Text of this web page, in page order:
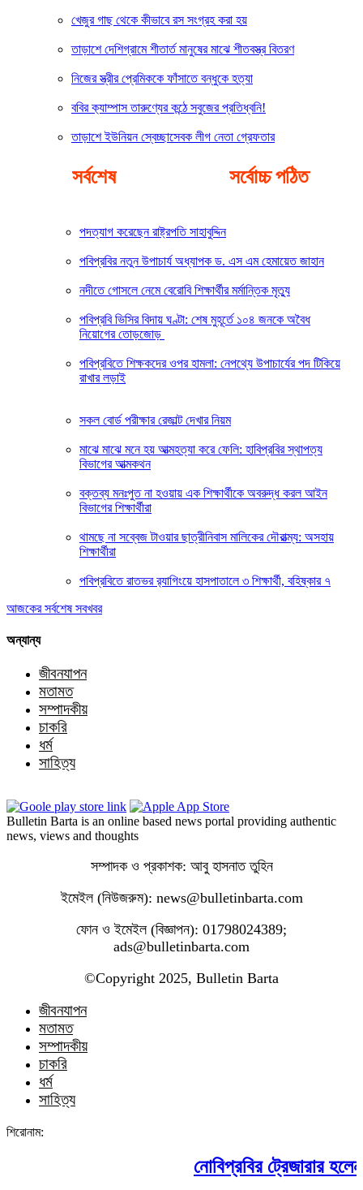
খেজুর গাছ থেকে কীভাবে রস সংগ্রহ করা হয়
তাড়াশে দেশিগ্রামে শীতার্ত মানুষের মাঝে শীতবস্ত্র বিতরণ
নিজের স্ত্রীর প্রেমিককে ফাঁসাতে বন্ধুকে হত্যা
ববির ক‍্যাম্পাস তারুণ্যের কন্ঠে সবুজের প্রতিধ্বনি!
তাড়াশে ইউনিয়ন স্বেচ্ছাসেবক লীগ নেতা গ্রেফতার
সর্বশেষ সর্বোচ্চ পঠিত
পদত্যাগ করেছেন রাষ্ট্রপতি সাহাবুদ্দিন
পবিপ্রবির নতুন উপাচার্য অধ্যাপক ড. এস এম হেমায়েত জাহান
নদীতে গোসলে নেমে বেরোবি শিক্ষার্থীর মর্মান্তিক মৃত্যু
পবিপ্রবি ভিসির বিদায় ঘণ্টা: শেষ মুহূর্তে ১০৪ জনকে অবৈধ
নিয়োগের তোড়জোড়
পবিপ্রবিতে শিক্ষকদের ওপর হামলা: নেপথ্যে উপাচার্যের পদ টিকিয়ে
রাখার লড়াই
সকল বোর্ড পরীক্ষার রেজাল্ট দেখার নিয়ম
মাঝে মাঝে মনে হয় আত্মহত্যা করে ফেলি: হাবিপ্রবির স্থাপত্য
বিভাগের আত্মকথন
বক্তব্য মনঃপুত না হওয়ায় এক শিক্ষার্থীকে অবরুদ্ধ করল আইন
বিভাগের শিক্ষার্থীরা
থামছে না সব্বেজ টাওয়ার ছাত্রীনিবাস মালিকের দৌরাত্ম্য: অসহায়
শিক্ষার্থীরা
পবিপ্রবিতে রাতভর র‍্যাগিংয়ে হাসপাতালে ৩ শিক্ষার্থী, বহিষ্কার ৭
আজকের সর্বশেষ সবখবর
অন্যান্য
জীবনযাপন
মতামত
সম্পাদকীয়
চাকরি
ধর্ম
সাহিত্য
Bulletin Barta is an online based news portal providing authentic
news, views and thoughts
সম্পাদক ও প্রকাশক: আবু হাসনাত তুহিন
ইমেইল (নিউজরুম): news@bulletinbarta.com
ফোন ও ইমেইল (বিজ্ঞাপন): 01798024389;
ads@bulletinbarta.com
©️Copyright 2025, Bulletin Barta
জীবনযাপন
মতামত
সম্পাদকীয়
চাকরি
ধর্ম
সাহিত্য
শিরোনাম:
নোবিপ্রবির ট্রেজারার